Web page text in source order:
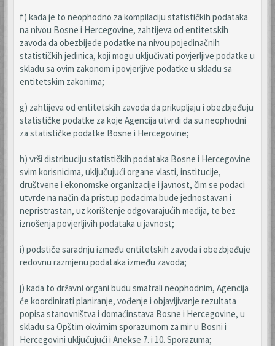
f) kada je to neophodno za kompilaciju statističkih podataka
na nivou Bosne i Hercegovine, zahtijeva od entitetskih
zavoda da obezbijede podatke na nivou pojedinačnih
statističkih jedinica, koji mogu uključivati povjerljive podatke u
skladu sa ovim zakonom i povjerljive podatke u skladu sa
entitetskim zakonima;
g) zahtijeva od entitetskih zavoda da prikupljaju i obezbjeđuju
statističke podatke za koje Agencija utvrdi da su neophodni
za statističke podatke Bosne i Hercegovine;
h) vrši distribuciju statističkih podataka Bosne i Hercegovine
svim korisnicima, uključujući organe vlasti, institucije,
društvene i ekonomske organizacije i javnost, čim se podaci
utvrde na način da pristup podacima bude jednostavan i
nepristrastan, uz korištenje odgovarajućih medija, te bez
iznošenja povjerljivih podataka u javnost;
i) podstiče saradnju između entitetskih zavoda i obezbjeđuje
redovnu razmjenu podataka između zavoda;
j) kada to državni organi budu smatrali neophodnim, Agencija
će koordinirati planiranje, vođenje i objavljivanje rezultata
popisa stanovništva i domaćinstava Bosne i Hercegovine, u
skladu sa Opštim okvirnim sporazumom za mir u Bosni i
Hercegovini uključujući i Anekse 7. i 10. Sporazuma;